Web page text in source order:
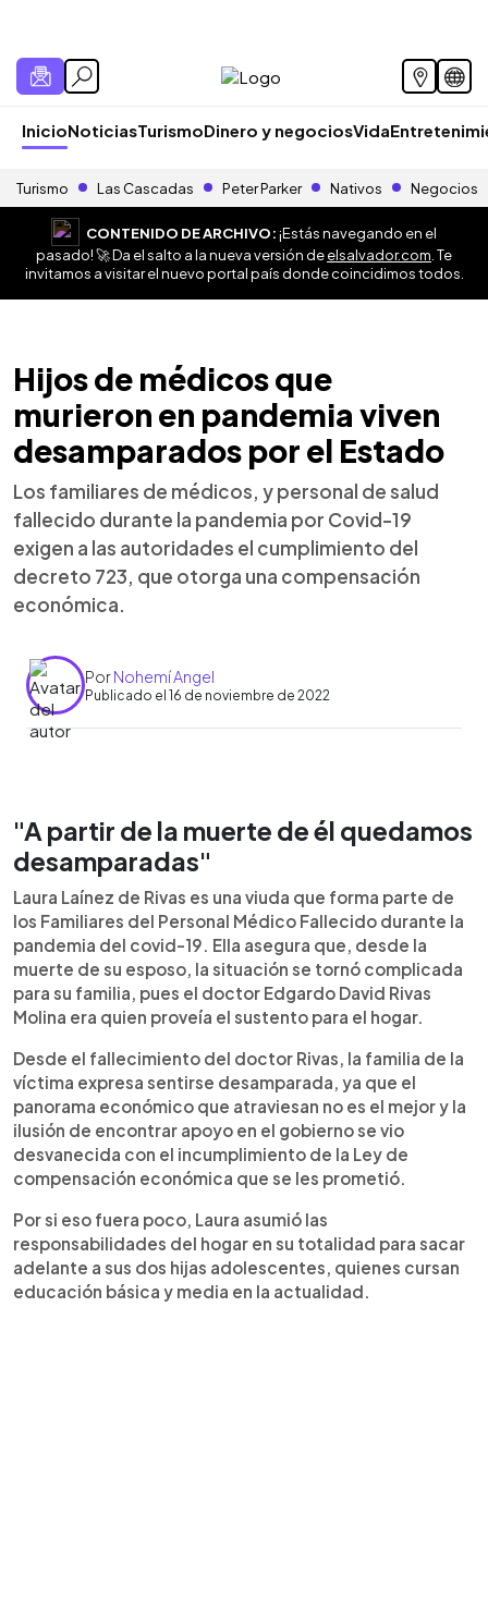
InicioNoticiasTurismoDinero y negociosVida
Turismo Las Cascadas Peter Parker Nativos Negocios
CONTENIDO DE ARCHIVO:¡Estás navegando en el
pasado! 🚀 Da el salto a la nueva versión deelsalvador.com . Te
invitamos a visitar el nuevo portal país donde coincidimos todos.
Hijos de médicos que
murieron en pandemia viven
desamparados por el Estado
Los familiares de médicos, y personal de salud
fallecido durante la pandemia por Covid-19
exigen a las autoridades el cumplimiento del
decreto 723, que otorga una compensación
económica.
PorNohemí Angel
Publicado el 16 de noviembre de 2022
Escuchar artículo
"A partir de la muerte de él quedamos
desamparadas"
Laura Laínez de Rivas es una viuda que forma parte de
los Familiares del Personal Médico Fallecido durante la
pandemia del covid-19. Ella asegura que, desde la
muerte de su esposo, la situación se tornó complicada
para su familia, pues el doctor Edgardo David Rivas
Molina era quien proveía el sustento para el hogar.
Desde el fallecimiento del doctor Rivas, la familia de la
víctima expresa sentirse desamparada, ya que el
panorama económico que atraviesan no es el mejor y la
ilusión de encontrar apoyo en el gobierno se vio
desvanecida con el incumplimiento de la Ley de
compensación económica que se les prometió.
Por si eso fuera poco, Laura asumió las
responsabilidades del hogar en su totalidad para sacar
adelante a sus dos hijas adolescentes, quienes cursan
educación básica y media en la actualidad.